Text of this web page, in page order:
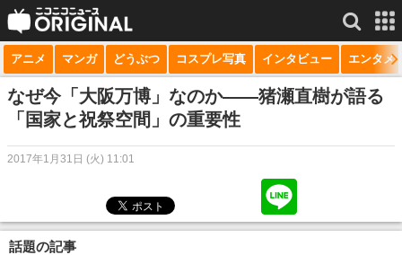
サービス一覧 もっと見る
niconico
動画
生放送
チャンネル
アニメ マンガ どうぶつ コスプレ写真 インタビュー エンタメ
なぜ今「大阪万博」なのか――猪瀬直樹が語る
「国家と祝祭空間」の重要性
2017年1月31日 (火) 11:01
話題の記事